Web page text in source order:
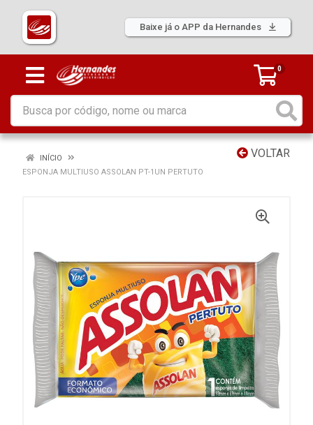
Baixe já o APP da Hernandes
0
VOLTAR
INÍCIO
ESPONJA MULTIUSO ASSOLAN PT-1UN PERTUTO